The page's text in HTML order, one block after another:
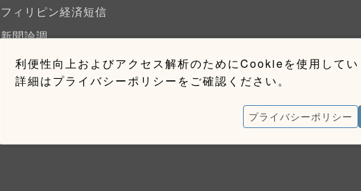
利便性向上およびアクセス解析のためにCookieを使用して
詳細はプライバシーポリシーをご確認ください。
プライバシーポリシー
フィリピン経済短信
新聞論調